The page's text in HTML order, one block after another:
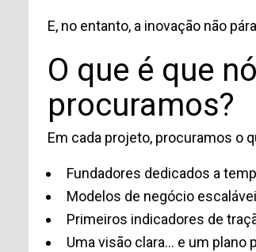
E, no entanto, a inovação não
O que é que
procuramos?
Em cada projeto, procuramos o
Fundadores dedicados a
Modelos de negócio
Primeiros indicadores de
Uma visão clara... e um plano